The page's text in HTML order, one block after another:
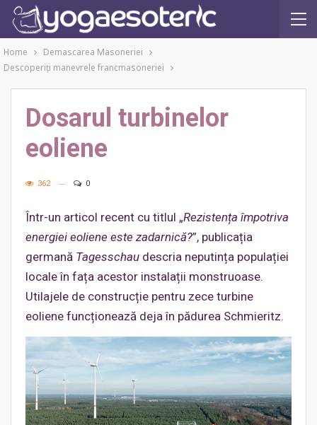
Home
Demascarea Masoneriei
Descoperiţi manevrele francmasoneriei
Dosarul turbinelor
eoliene
362 0
Într-un articol recent cu titlul „Rezistența împotriva
energiei eoliene este zadarnică?”, publicația
germană Tagesschau descria neputința populației
locale în fața acestor instalații monstruoase.
Utilajele de construcție pentru zece turbine
eoliene funcționează deja în pădurea Schmieritz.